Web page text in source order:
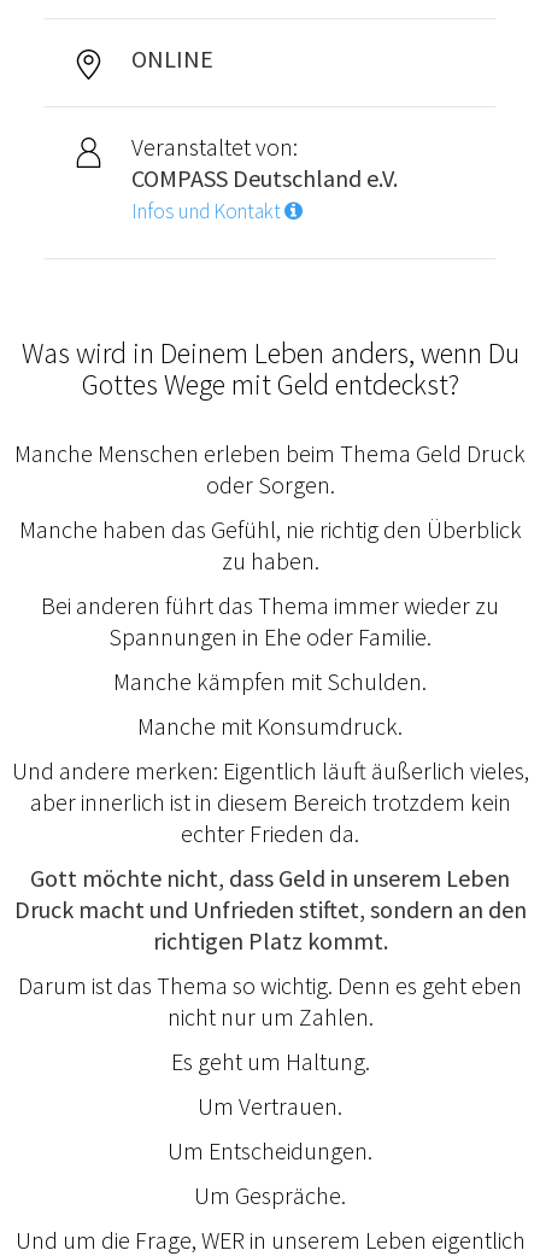
ONLINE
Veranstaltet von:
COMPASS Deutschland e.V.
Infos und Kontakt
Was wird in Deinem Leben anders, wenn Du
Gottes Wege mit Geld entdeckst?
Manche Menschen erleben beim Thema Geld Druck
oder Sorgen.
Manche haben das Gefühl, nie richtig den Überblick
zu haben.
Bei anderen führt das Thema immer wieder zu
Spannungen in Ehe oder Familie.
Manche kämpfen mit Schulden.
Manche mit Konsumdruck.
Und andere merken: Eigentlich läuft äußerlich vieles,
aber innerlich ist in diesem Bereich trotzdem kein
echter Frieden da.
Gott möchte nicht, dass Geld in unserem Leben
Druck macht und Unfrieden stiftet, sondern an den
richtigen Platz kommt.
Darum ist das Thema so wichtig. Denn es geht eben
nicht nur um Zahlen.
Es geht um Haltung.
Um Vertrauen.
Um Entscheidungen.
Um Gespräche.
Und um die Frage, WER in unserem Leben eigentlich